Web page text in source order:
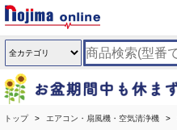
トップ エアコン・扇風機・空気清浄機